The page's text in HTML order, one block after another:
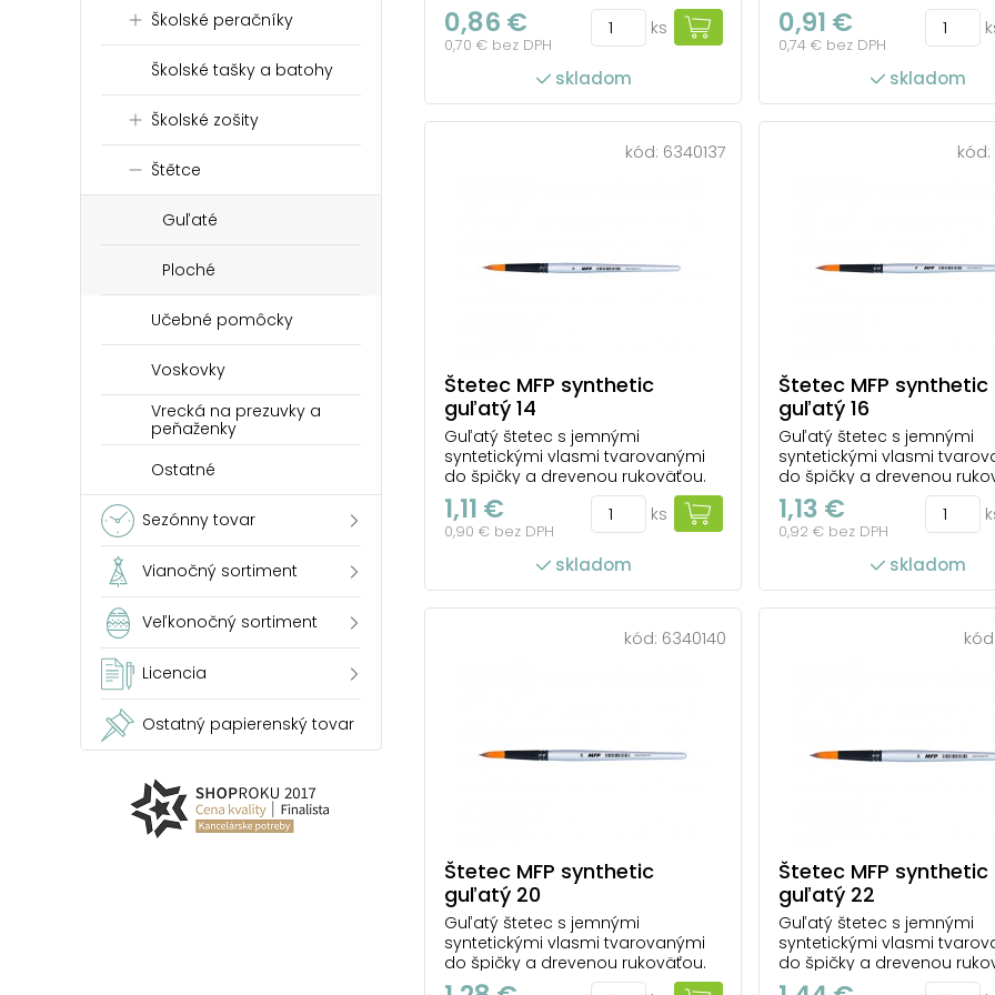
Školské peračníky
Školské tašky a batohy
Školské zošity
Štětce
Guľaté
Ploché
Učebné pomôcky
Voskovky
Vrecká na prezuvky a
peňaženky
Ostatné
Sezónny tovar
Vianočný sortiment
Veľkonočný sortiment
Licencia
Ostatný papierenský tovar
Vďaka syntetickým vláknam sa
farba ľahko rozotiera a dobre drží
tvar. Je menej náchylný na
poškodenie farbami a riedidlami
ako prírodný štetec. Ľahko sa
udržiava v čistote. Vhodný na
použitie v škole, ako aj n...
0,86 €
0,70 € bez DPH
ks
skladom
Vďaka syntetickým
farba ľahko rozotiera a
tvar. Je menej náchylný na
poškodenie farbami a
ako prírodný štetec. Ľahko
udržiava v čistote. Vhodný
použitie v škole, ako aj n...
0,91 €
0,74 € bez DPH
skladom
kód: 6340137
Štetec MFP synthetic
guľatý 14
Guľatý štetec s jemnými
syntetickými vlasmi tvarovanými
do špičky a drevenou rukoväťou.
Vďaka syntetickým vláknam sa
farba ľahko rozotiera a dobre drží
tvar. Je menej náchylný na
poškodenie farbami a riedidlami
ako prírodný štetec. Ľahko sa
udržiava v čistote. Vhodný na
použitie v škole, ako aj n...
1,11 €
0,90 € bez DPH
ks
skladom
kód:
Štetec MFP synthetic
guľatý 16
Guľatý štetec s jemnými
syntetickými vlasmi
do špičky a drevenou
Vďaka syntetickým
farba ľahko rozotiera a
tvar. Je menej náchylný na
poškodenie farbami a
ako prírodný štetec. Ľahko
udržiava v čistote. Vhodný
použitie v škole, ako aj n...
1,13 €
0,92 € bez DPH
skladom
kód: 6340140
Štetec MFP synthetic
guľatý 20
Guľatý štetec s jemnými
syntetickými vlasmi tvarovanými
do špičky a drevenou rukoväťou.
Vďaka syntetickým vláknam sa
kód:
Štetec MFP synthetic
guľatý 22
Guľatý štetec s jemnými
syntetickými vlasmi
do špičky a drevenou
Vďaka syntetickým